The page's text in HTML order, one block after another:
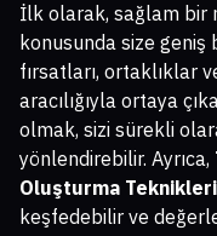
İlk olarak, sağlam bir
konusunda size geniş
fırsatları, ortaklıklar
aracılığıyla ortaya
olmak, sizi sürekli
yönlendirebilir. Ayrıca,
Oluşturma Teknikleri
keşfedebilir ve